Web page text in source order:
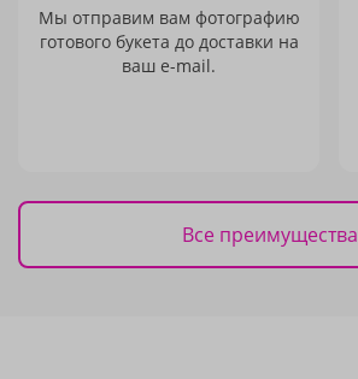
Мы отправим вам фотографию
готового букета до доставки на
ваш e-mail.
Все преимущества